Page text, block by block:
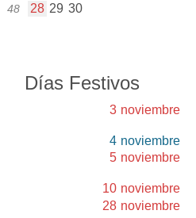
48 28 29 30
Días Festivos
3 noviembre
4 noviembre
5 noviembre
10 noviembre
28 noviembre